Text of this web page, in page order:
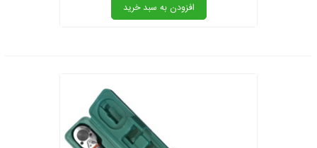
افزودن به سبد خرید